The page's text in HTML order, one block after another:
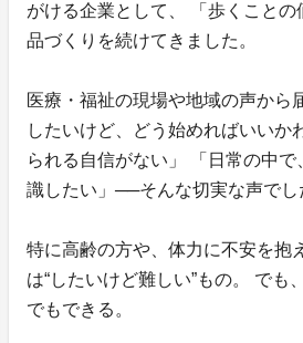
がける企業として、 「歩くこと
品づくりを続けてきました。
医療・福祉の現場や地域の声から
したいけど、どう始めればいいか
られる自信がない」 「日常の中
識したい」──そんな切実な声でし
特に高齢の方や、体力に不安を抱
は“したいけど難しい”もの。 でも
でもできる。